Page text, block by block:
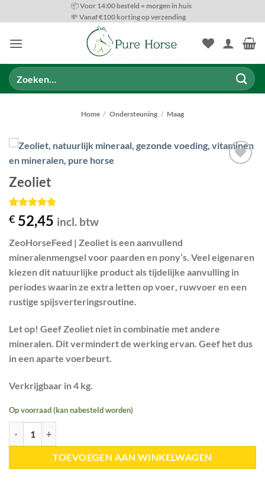
naar
📦 Voor 14:00 besteld = morgen in huis
💸 Vanaf €100 korting op verzending
Zoeken
naar:
Home / Ondersteuning / Maag
Zeoliet
Gewaardeerd
4.75op 5
op
4
klant
waarderingen
€ 52,45 incl. btw
ZeoHorseFeed | Zeoliet is eenaanvullend
mineralenmengsel voor paarden en pony’s. Veel eigenaren
kiezen dit natuurlijke product alstijdelijke aanvulling in
periodes waarin ze extra letten opvoer, ruwvoer en een
rustige spijsverteringsroutine.
Let op! Geef Zeoliet niet in combinatie met andere
mineralen. Dit vermindert de werking ervan. Geef het dus
in een aparte voerbeurt.
Verkrijgbaar in 4 kg.
Op voorraad (kan nabesteld worden)
TOEVOEGEN AAN WINKELWAGEN